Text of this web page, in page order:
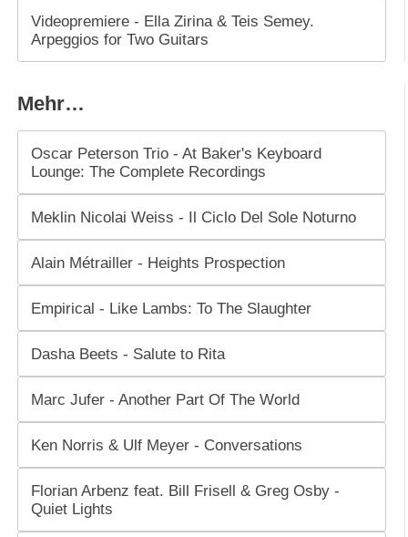
Videopremiere - Ella Zirina & Teis Semey.
Arpeggios for Two Guitars
Mehr…
Oscar Peterson Trio - At Baker's Keyboard
Lounge: The Complete Recordings
Meklin Nicolai Weiss - Il Ciclo Del Sole Noturno
Alain Métrailler - Heights Prospection
Empirical - Like Lambs: To The Slaughter
Dasha Beets - Salute to Rita
Marc Jufer - Another Part Of The World
Ken Norris & Ulf Meyer - Conversations
Florian Arbenz feat. Bill Frisell & Greg Osby -
Quiet Lights